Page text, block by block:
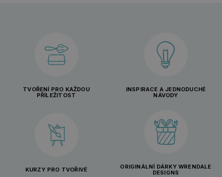
TVOŘENÍ PRO KAŽDOU
PŘÍLEŽITOST
INSPIRACE A JEDNODUCHÉ
NÁVODY
KURZY PRO TVOŘIVÉ
ORIGINÁLNÍ DÁRKY WRENDALE
DESIGNS